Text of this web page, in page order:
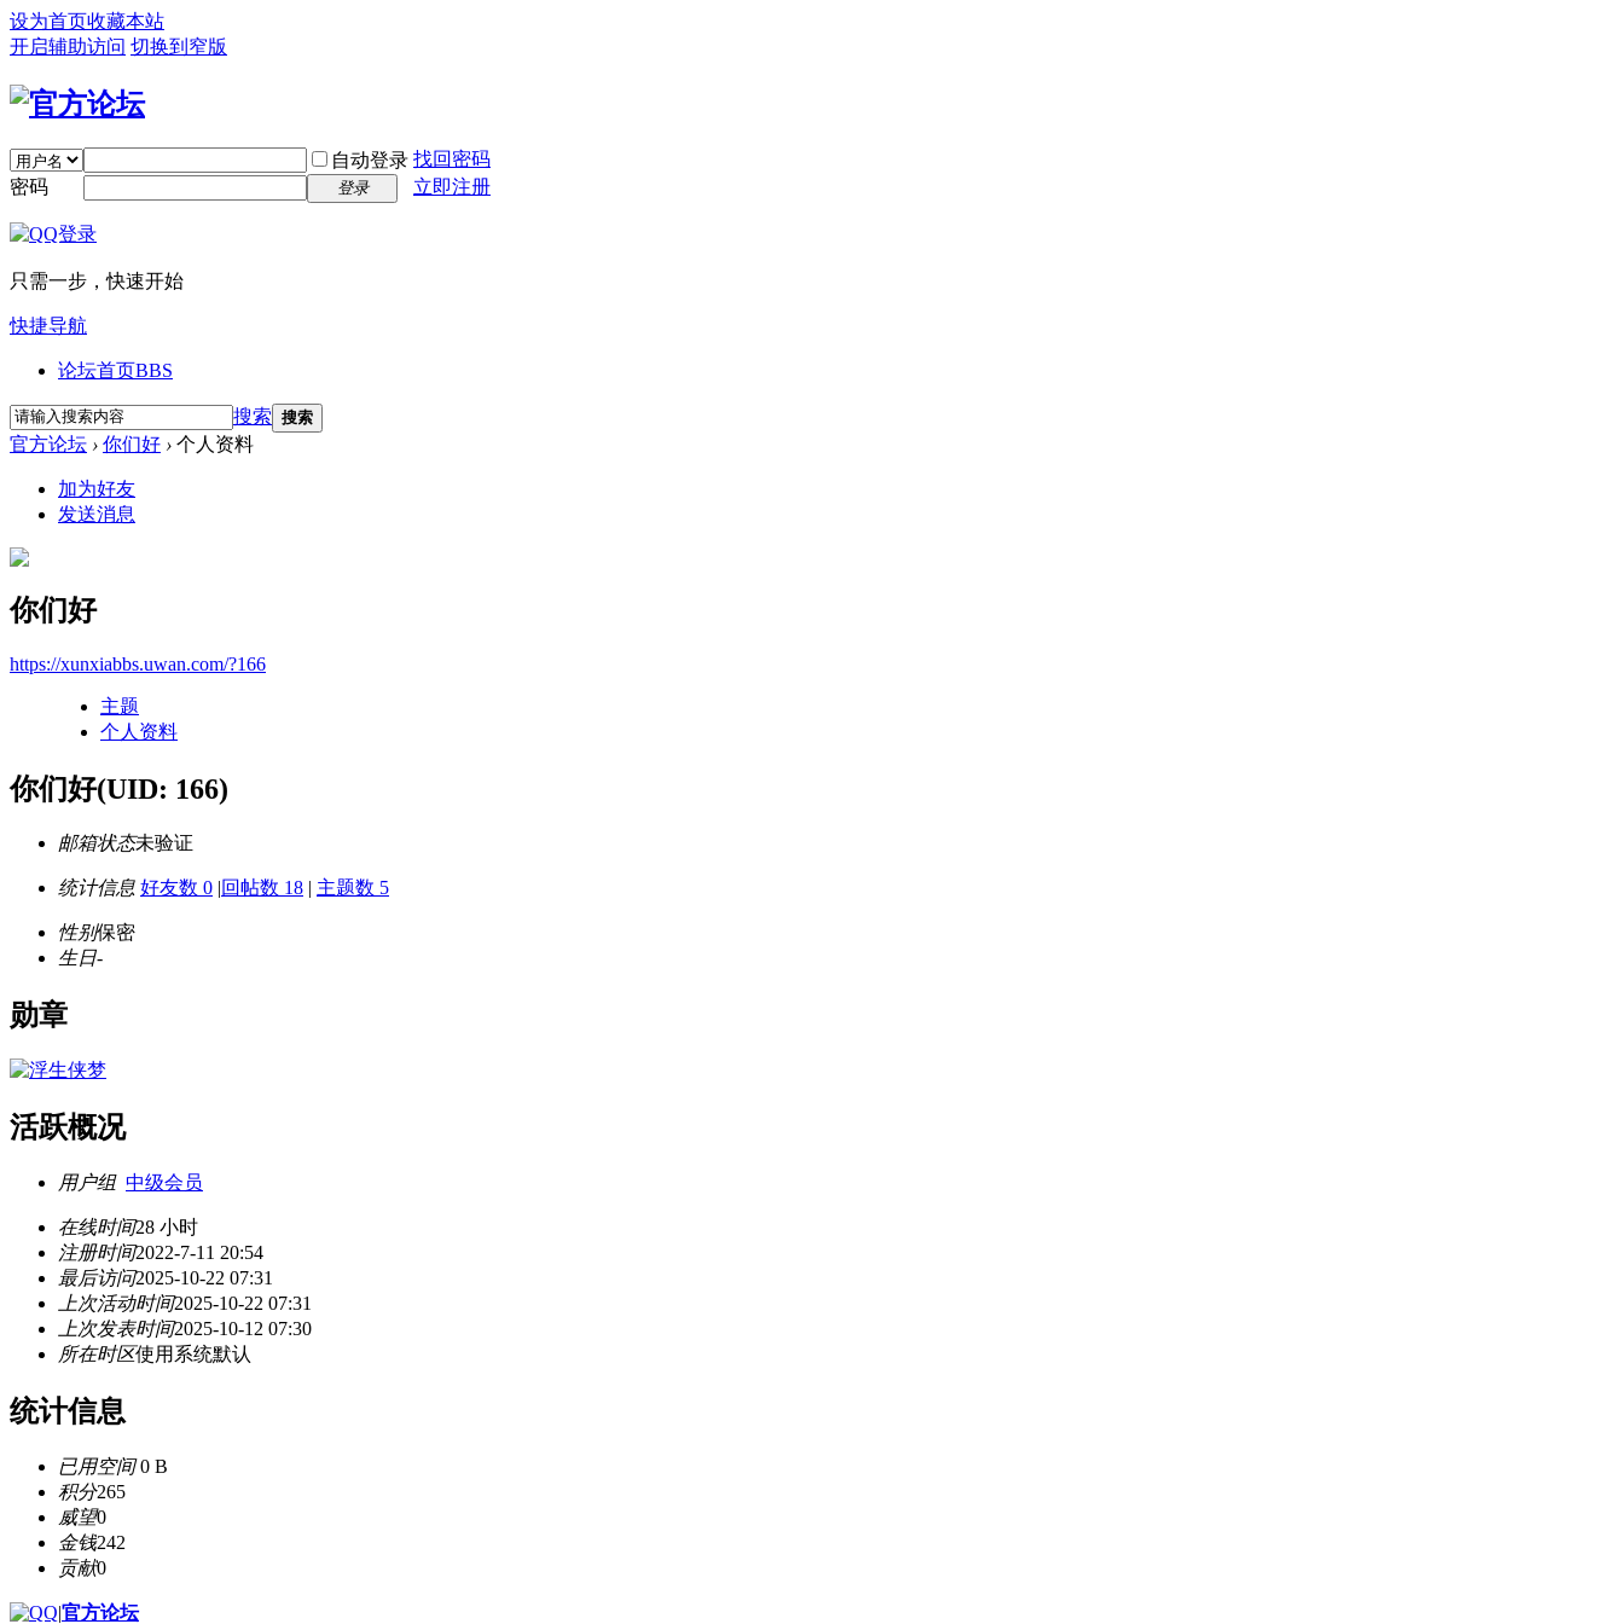
设为首页收藏本站
开启辅助访问 切换到窄版
自动登录 找回密码
密码
登录 立即注册
只需一步，快速开始
快捷导航
论坛首页BBS
搜索 搜索
官方论坛 › 你们好 › 个人资料
加为好友
发送消息
你们好
https://xunxiabbs.uwan.com/?166
主题
个人资料
你们好(UID: 166)
邮箱状态未验证
统计信息 好友数 0 |回帖数 18 | 主题数 5
性别保密
生日-
勋章
活跃概况
用户组 中级会员
在线时间28 小时
注册时间2022-7-11 20:54
最后访问2025-10-22 07:31
上次活动时间2025-10-22 07:31
上次发表时间2025-10-12 07:30
所在时区使用系统默认
统计信息
已用空间0 B
积分265
威望0
金钱242
贡献0
|官方论坛